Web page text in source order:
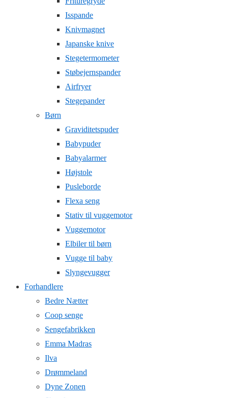
Isspande
Knivmagnet
Japanske knive
Stegetermometer
Støbejernspander
Airfryer
Stegepander
Børn
Graviditetspuder
Babypuder
Babyalarmer
Højstole
Pusleborde
Flexa seng
Stativ til vuggemotor
Vuggemotor
Elbiler til børn
Vugge til baby
Slyngevugger
Forhandlere
Bedre Nætter
Coop senge
Sengefabrikken
Emma Madras
Ilva
Drømmeland
Dyne Zonen